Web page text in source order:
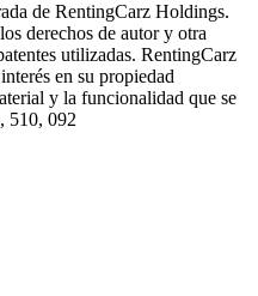
de RentingCarz Holdings.
derechos de autor y otra
utilizadas. RentingCarz
en su propiedad
y la funcionalidad que se
510, 092